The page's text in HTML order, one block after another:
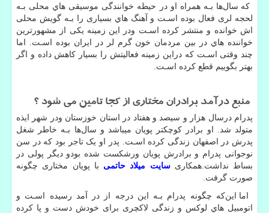
که سال‌ها بـه همراه او در حیطه خوانندگی موسیقی هاي‌ محلی بـه
لحجه لری فعال بوده اسـت و آهنگ هاي‌ بسیاری را بـه گویش محلی
اش خوانده و منتشر کرده اسـت ودر این زمینه یکی از مشهورترین
خواننده هاي‌ در بین مردمان خون گرم لر در ایران بوده اسـت. اما
چند وقتی اسـت که دراین زمینه فعالیتش را بسیار کاهش داده و اگر
بهتر بگوییم قطع کرده اسـت
منبع درآمد برادران مختاری از کجا تامین می شود ؟
پدرام درسال هزار و سیصد و هفتاد در استان خوزستان ودر شهر ایذه
متولد شد. او برادر کوچکتر پویان میباشد و سال‌ها بـه خاطر شغل
پدرش در اصفهان زندگی کرده اسـت. پدر او یک تاجر بود که در سن
نوجوانی پدرام و برادرش پویان ورشکست شده بودو دیگر پولی در
بساط نداشت.همکاریسایت میلاد حاتمی با پویان مختاری چگونه
صورت گرفت
اما این‌که چگونه پدرام بـه این درجه از در آمد رسیده اسـت و
اتومبیل هاي‌ لوکس و زندگی لاکچری برای خودش دست و پا کرده